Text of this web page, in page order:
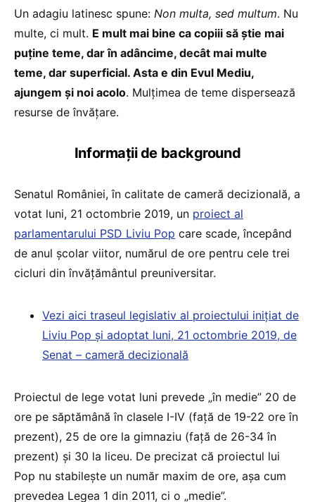
Un adagiu latinesc spune: Non multa, sed multum. Nu
multe, ci mult. E mult mai bine ca copiii să știe mai
puține teme, dar în adâncime, decât mai multe
teme, dar superficial. Asta e din Evul Mediu,
ajungem și noi acolo. Mulțimea de teme dispersează
resurse de învățare.
Informații de background
Senatul României, în calitate de cameră decizională, a
votat luni, 21 octombrie 2019, un proiect al
parlamentarului PSD Liviu Pop care scade, începând
de anul școlar viitor, numărul de ore pentru cele trei
cicluri din învățământul preuniversitar.
Vezi aici traseul legislativ al proiectului inițiat de
Liviu Pop și adoptat luni, 21 octombrie 2019, de
Senat – cameră decizională
Proiectul de lege votat luni prevede „în medie” 20 de
ore pe săptămână în clasele I-IV (față de 19-22 ore în
prezent), 25 de ore la gimnaziu (față de 26-34 în
prezent) și 30 la liceu. De precizat că proiectul lui
Pop nu stabilește un număr maxim de ore, așa cum
prevedea Legea 1 din 2011, ci o „medie”.